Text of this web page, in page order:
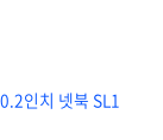
인치 넷북 SL1